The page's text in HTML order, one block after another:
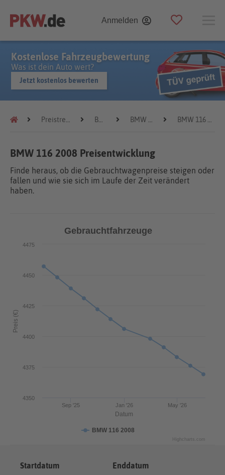
Anmelden
Kostenlose Fahrzeugbewertung
Was ist dein Auto wert?
Jetzt kostenlos bewerten
Preistrends BMW BMW 116 BMW 116 2008
BMW 116 2008 Preisentwicklung
Finde heraus, ob die Gebrauchtwagenpreise steigen oder
fallen und wie sie sich im Laufe der Zeit verändert
haben.
Datum
Preis (€)
Gebrauchtfahrzeuge
BMW 116 2008
Jan '26
Sep '25 May '26
4400
4350
4375
4425
4450
4475
Highcharts.com
Startdatum Enddatum